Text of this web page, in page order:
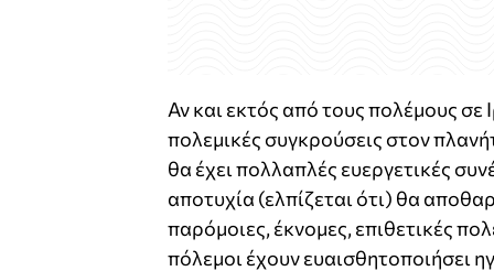
Αν και εκτός από τους πολέμους
πολεμικές συγκρούσεις στον
θα έχει πολλαπλές ευεργετικές
αποτυχία (ελπίζεται ότι) θα
παρόμοιες, έκνομες, επιθετικές
πόλεμοι έχουν ευαισθητοποιήσει